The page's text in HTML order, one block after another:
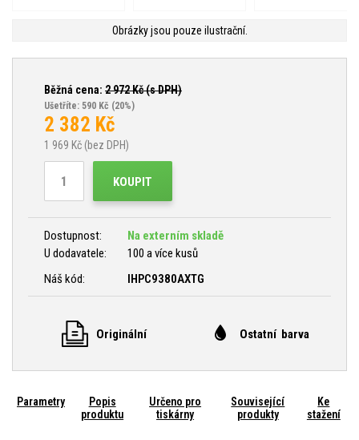
Obrázky jsou pouze ilustrační.
Běžná cena: 2 972Kč (s DPH)
Ušetříte: 590 Kč (20%)
2 382 Kč
1 969 Kč (bez DPH)
KOUPIT
Dostupnost:
Na externím skladě
U dodavatele:
100 a více kusů
Náš kód:
IHPC9380AXTG
Originální Ostatní barva
Parametry
Popis
produktu
Určeno pro
tiskárny
Související
produkty
Ke
stažení